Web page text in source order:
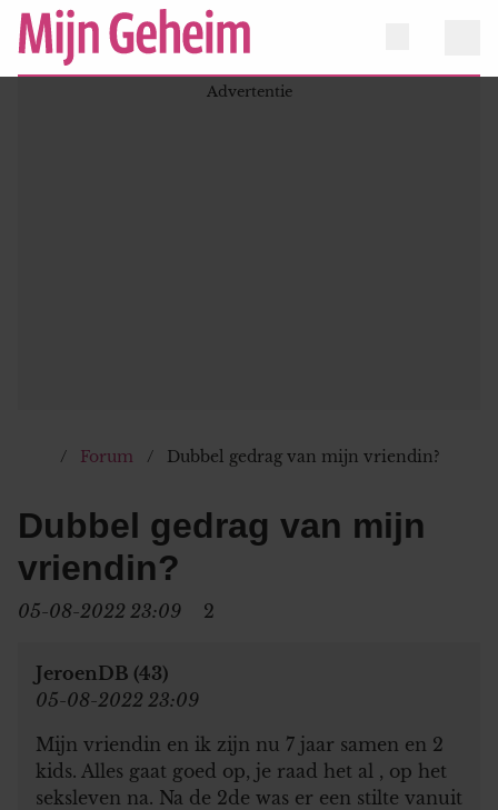
Forum Dubbel gedrag van mijn vriendin?
Dubbel gedrag van mijn
vriendin?
05-08-2022 23:09 2
JeroenDB (43)
05-08-2022 23:09
Mijn vriendin en ik zijn nu 7 jaar samen en 2
kids. Alles gaat goed op, je raad het al , op het
seksleven na. Na de 2de was er een stilte vanuit